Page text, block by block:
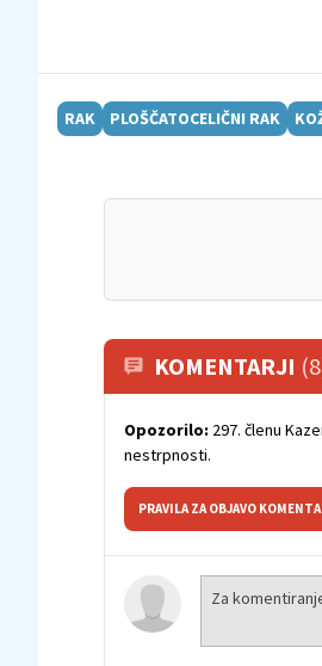
RAK PLOŠČATOCELIČNI RAK
KOMENTARJI
Opozorilo: 297. členu
nestrpnosti.
PRAVILA ZA OBJAVO